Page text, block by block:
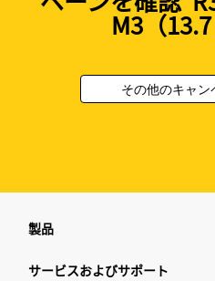
M3（
その他のキャン
製品
サービスおよびサポート